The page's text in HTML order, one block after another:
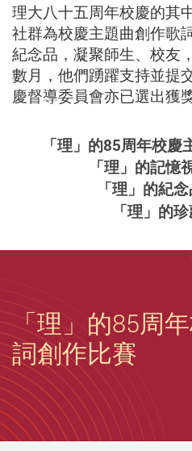
理大八十五周年校慶的其
社群為校慶主題曲創作歌
紀念品，凝聚師生、校友
數月，他們踴躍支持並提
慶督導委員會亦已選出獲
「理」的85周年校
「理」的記憶
「理」的紀
「理」的
「理」的85周
詞創作比賽